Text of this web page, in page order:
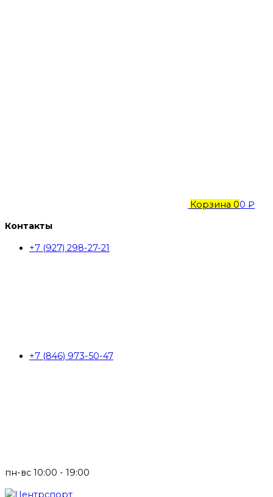
Корзина 00 ₽
Контакты
+7 (927) 298-27-21
+7 (846) 973-50-47
пн-вс 10:00 - 19:00